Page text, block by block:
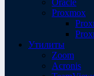
Proxmox
Утилиты
Zoom
Acronis